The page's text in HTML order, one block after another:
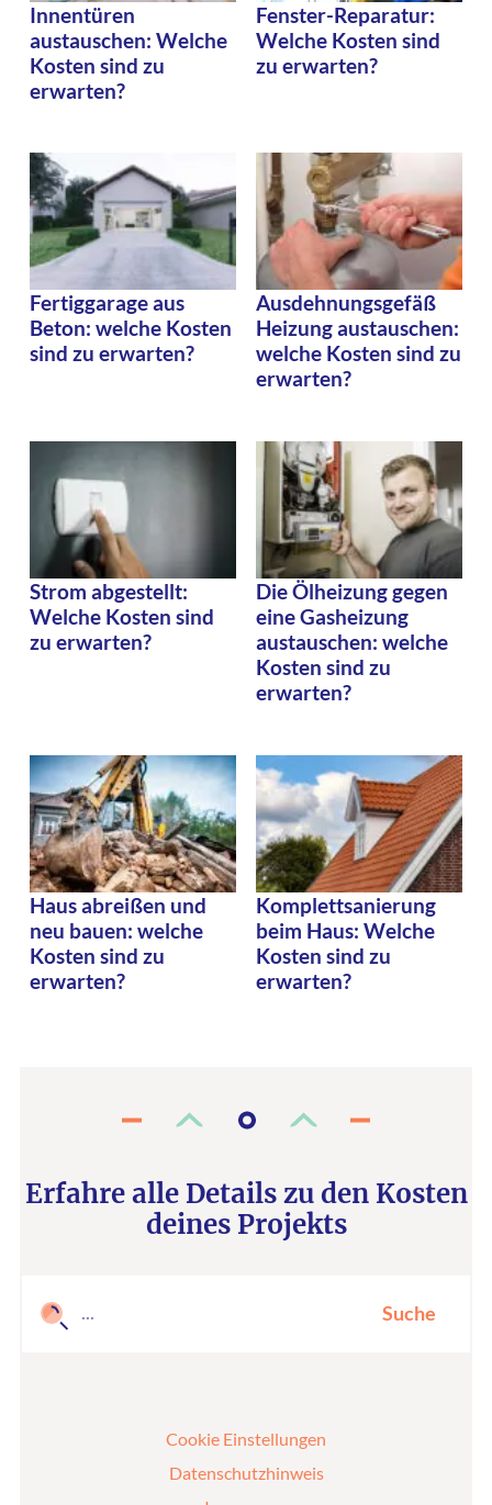
Innentüren
austauschen: Welche
Kosten sind zu
erwarten?
Fenster-Reparatur:
Welche Kosten sind
zu erwarten?
Fertiggarage aus
Beton: welche Kosten
sind zu erwarten?
Ausdehnungsgefäß
Heizung austauschen:
welche Kosten sind zu
erwarten?
Strom abgestellt:
Welche Kosten sind
zu erwarten?
Die Ölheizung gegen
eine Gasheizung
austauschen: welche
Kosten sind zu
erwarten?
Haus abreißen und
neu bauen: welche
Kosten sind zu
erwarten?
Komplettsanierung
beim Haus: Welche
Kosten sind zu
erwarten?
Erfahre alle Details zu den Kosten
deines Projekts
Suche
Cookie Einstellungen
Datenschutzhinweis